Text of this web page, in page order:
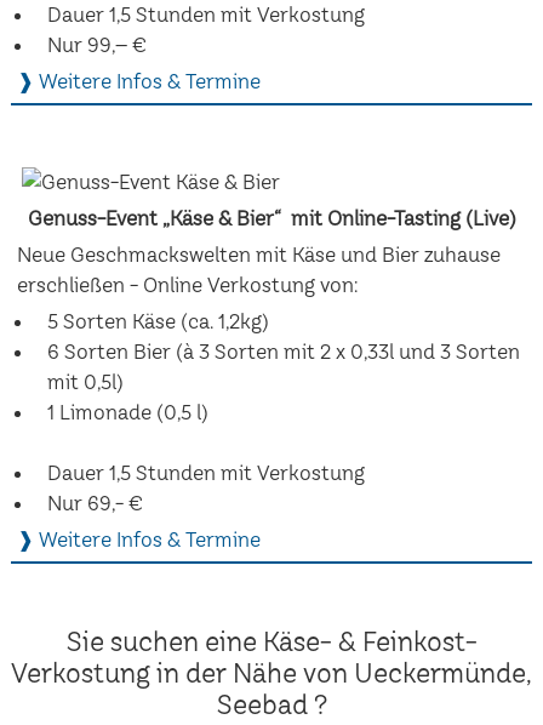
Dauer 1,5 Stunden mit Verkostung
Nur 99,– €
❱ Weitere Infos & Termine
Genuss-Event „Käse & Bier“ mit Online-Tasting (Live)
Neue Geschmackswelten mit Käse und Bier zuhause
erschließen - Online Verkostung von:
5 Sorten Käse (ca. 1,2kg)
6 Sorten Bier (à 3 Sorten mit 2 x 0,33l und 3 Sorten
mit 0,5l)
1 Limonade (0,5 l)
Dauer 1,5 Stunden mit Verkostung
Nur 69,- €
❱ Weitere Infos & Termine
Sie suchen eine Käse- & Feinkost-
Verkostung in der Nähe von Ueckermünde,
Seebad ?